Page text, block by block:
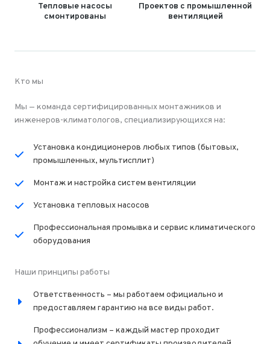
Тепловые насосы
смонтированы
Проектов с промышленной
вентиляцией
Кто мы
Мы — команда сертифицированных монтажников и
инженеров-климатологов, специализирующихся на:
Установка кондиционеров любых типов (бытовых,
промышленных, мультисплит)
Монтаж и настройка систем вентиляции
Установка тепловых насосов
Профессиональная промывка и сервис климатического
оборудования
Наши принципы работы
Ответственность – мы работаем официально и
предоставляем гарантию на все виды работ.
Профессионализм – каждый мастер проходит